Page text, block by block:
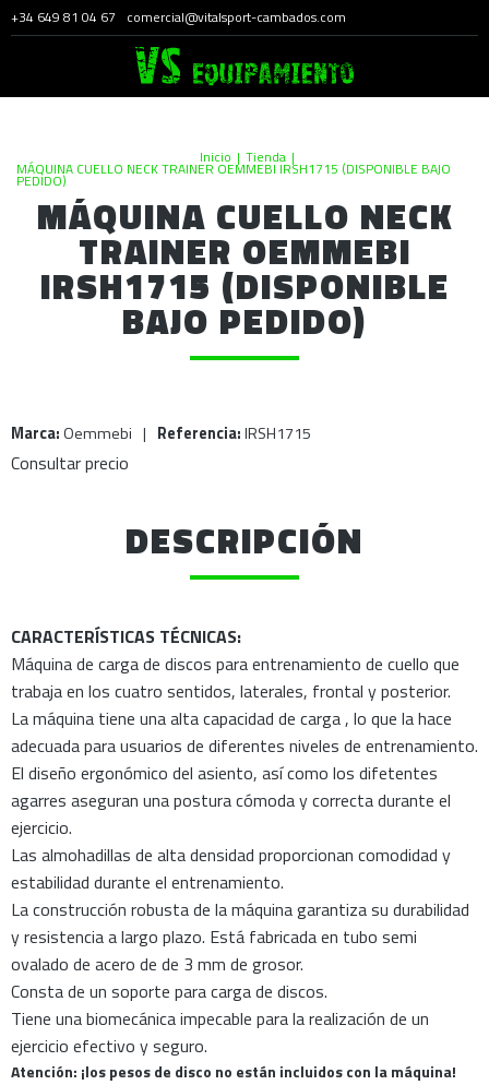
+34 649 81 04 67 comercial@vitalsport-cambados.com
Inicio | Tienda |
MÁQUINA CUELLO NECK TRAINER OEMMEBI IRSH1715 (DISPONIBLE BAJO
PEDIDO)
MÁQUINA CUELLO NECK
TRAINER OEMMEBI
IRSH1715 (DISPONIBLE
BAJO PEDIDO)
Marca:Oemmebi | Referencia:IRSH1715
Consultar precio
DESCRIPCIÓN
CARACTERÍSTICAS TÉCNICAS:
Máquina de carga de discos para entrenamiento de cuello que
trabaja en los cuatro sentidos, laterales, frontal y posterior.
La máquina tiene una alta capacidad de carga , lo que la hace
adecuada para usuarios de diferentes niveles de entrenamiento.
El diseño ergonómico del asiento, así como los difetentes
agarres aseguran una postura cómoda y correcta durante el
ejercicio.
Las almohadillas de alta densidad proporcionan comodidad y
estabilidad durante el entrenamiento.
La construcción robusta de la máquina garantiza su durabilidad
y resistencia a largo plazo. Está fabricada en tubo semi
ovalado de acero de de 3 mm de grosor.
Consta de un soporte para carga de discos.
Tiene una biomecánica impecable para la realización de un
ejercicio efectivo y seguro.
Atención: ¡los pesos de disco no están incluidos con la máquina!